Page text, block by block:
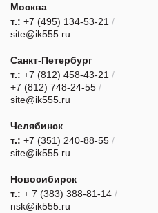
Москва
т.: +7 (495) 134-53-21 /
site@ik555.ru
Санкт-Петербург
т.: +7 (812) 458-43-21 /
+7 (812) 748-24-55 /
site@ik555.ru
Челябинск
т.: +7 (351) 240-88-55 /
site@ik555.ru
Новосибирск
т.: + 7 (383) 388-81-14 /
nsk@ik555.ru